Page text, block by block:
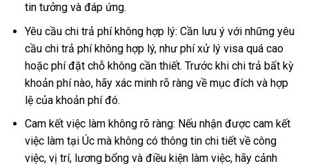
tin tưởng và đáp ứng.
Yêu cầu chi trả phí không hợp lý: Cần lưu ý với những yêu
cầu chi trả phí không hợp lý, như phí xử lý visa quá cao
hoặc phí đặt chỗ không cần thiết. Trước khi chi trả bất kỳ
khoản phí nào, hãy xác minh rõ ràng về mục đích và hợp
lệ của khoản phí đó.
Cam kết việc làm không rõ ràng: Nếu nhận được cam kết
việc làm tại Úc mà không có thông tin chi tiết về công
việc, vị trí, lương bổng và điều kiện làm việc, hãy cảnh